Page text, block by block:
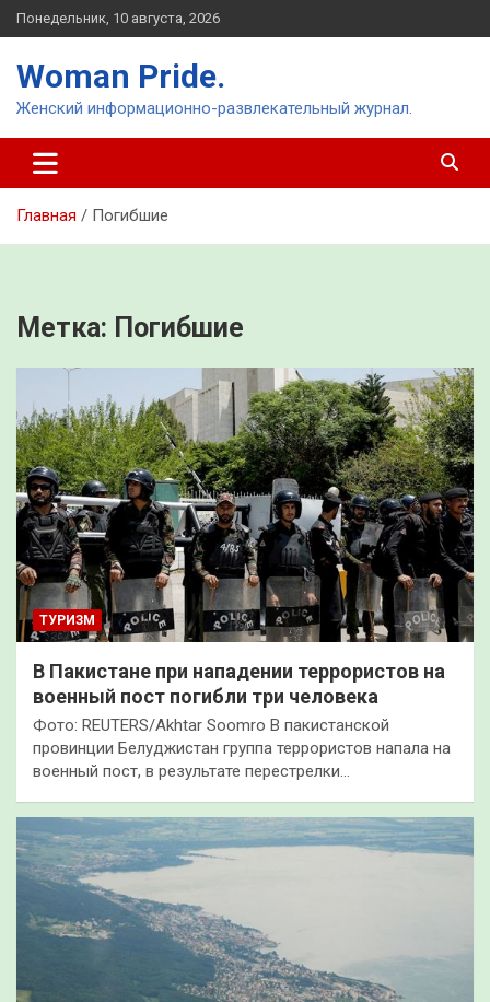
Перейти
к
Понедельник, 10 августа, 2026
Woman Pride.
Женский информационно-развлекательный журнал.
Главная Погибшие
Метка: Погибшие
ТУРИЗМ
В Пакистане при нападении террористов на
военный пост погибли три человека
Фото: REUTERS/Akhtar Soomro В пакистанской
провинции Белуджистан группа террористов напала на
военный пост, в результате перестрелки…